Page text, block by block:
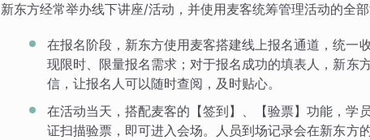
新东方经常举办线下讲座/活动，并使用麦客统筹管理活动的全部
在报名阶段，新东方使用麦客搭建线上报名通道，统一
现限时、限量报名需求；对于报名成功的填表人，新东
信，让报名人可以随时查阅，及时贴心。
在活动当天，搭配麦客的【签到】、【验票】功能，学
证扫描验票，即可进入会场。人员到场记录会在新东方